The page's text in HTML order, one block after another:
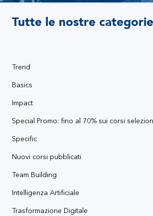
Tutte le nostre categorie
Trend
Basics
Impact
Special Promo: fino al 70% sui corsi
Specific
Nuovi corsi pubblicati
Team Building
Intelligenza Artificiale
Trasformazione Digitale